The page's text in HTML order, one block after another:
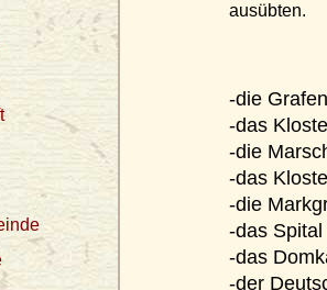
ausübten.
-die
-das
-die
-das
-die
-das
-das
-der